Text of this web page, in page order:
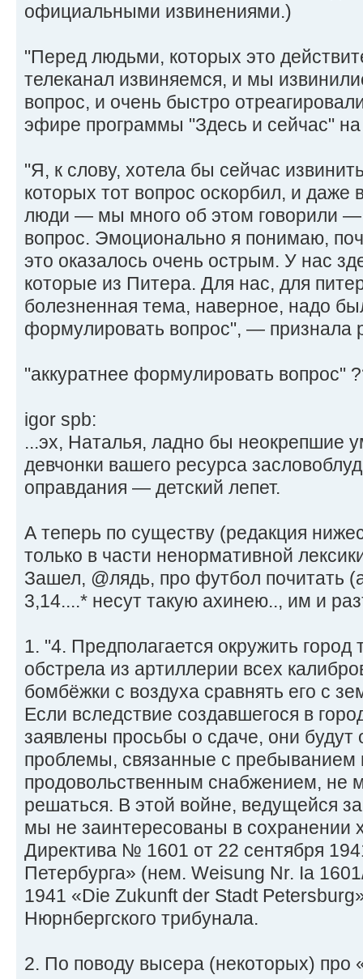
официальными извинениями.)
"Перед людьми, которых это
телеканал извиняемся, и мы
вопрос, и очень быстро
эфире программы "Здесь и сейчас"
"Я, к слову, хотела бы сейчас
которых тот вопрос оскорбил, и даже
люди — мы много об этом говорили —
вопрос. Эмоционально я понимаю,
это оказалось очень острым. У нас
которые из Питера. Для нас, для
болезненная тема, наверное, надо
формулировать вопрос", — признала
"аккуратнее формулировать вопрос"
igor spb:
...эх, Наталья, ладно бы неокрепшие
девчонки вашего ресурса
оправдания — детский лепет.
А теперь по существу (редакция
только в части ненормативной
Зашел, @лядь, про футбол почитать
3,14....* несут такую ахинею.., им и
1. "4. Предполагается окружить
обстрела из артиллерии всех
бомбёжки с воздуха сравнять его с
Если вследствие создавшегося в
заявлены просьбы о сдаче, они будут
проблемы, связанные с пребыванием
продовольственным снабжением, не
решаться. В этой войне, ведущейся
мы не заинтересованы в сохранении
Директива № 1601 от 22 сентября
Петербурга» (нем. Weisung Nr. Ia
1941 «Die Zukunft der Stadt
Нюрнбергского трибунала.
2. По поводу высера (некоторых) про